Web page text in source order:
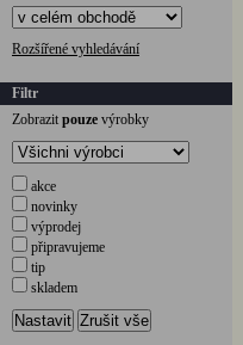
Rozšířené vyhledávání
Filtr
Zobrazit pouze výrobky
akce
novinky
výprodej
připravujeme
tip
skladem
Nastavit Zrušit vše